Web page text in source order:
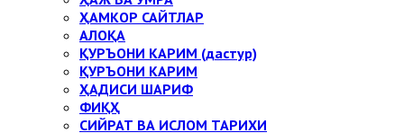
ҲАМКОР САЙТЛАР
АЛОҚА
ҚУРЪОНИ КАРИМ (дастур)
ҚУРЪОНИ КАРИМ
ҲАДИСИ ШАРИФ
ФИҚҲ
СИЙРАТ ВА ИСЛОМ ТАРИХИ